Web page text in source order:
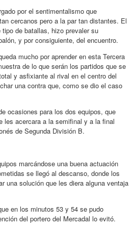
por el sentimentalismo que
cercanos pero a la par tan distantes. El
de batallas, hizo prevaler su
y por consiguiente, del encuentro.
mucho por aprender en esta Tercera
de lo que serán los partidos que se
y asfixiante al rival en el centro del
una contra que, como se dio el caso
ocasiones para los dos equipos, que
les acercara a la semifinal y a la final
de Segunda División B.
marcándose una buena actuación
se llegó al descanso, donde los
una solución que les diera alguna ventaja
en los minutos 53 y 54 se pudo
del portero del Mercadal lo evitó.